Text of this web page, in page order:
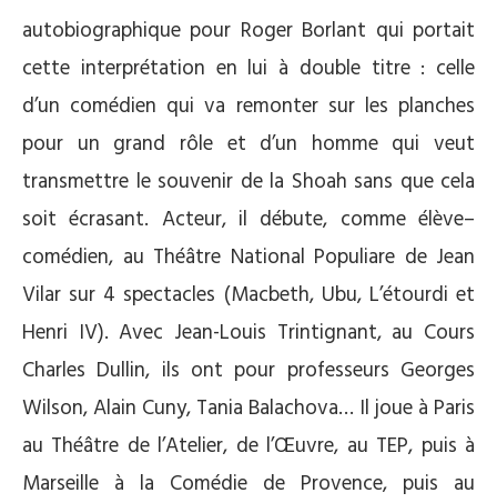
autobiographique pour Roger Borlant qui portait
cette interprétation en lui à double titre : celle
d’un comédien qui va remonter sur les planches
pour un grand rôle et d’un homme qui veut
transmettre le souvenir de la Shoah sans que cela
soit écrasant. Acteur, il débute, comme élève–
comédien, au Théâtre National Populiare de Jean
Vilar sur 4 spectacles (Macbeth, Ubu, L’étourdi et
Henri IV). Avec Jean-Louis Trintignant, au Cours
Charles Dullin, ils ont pour professeurs Georges
Wilson, Alain Cuny, Tania Balachova… Il joue à Paris
au Théâtre de l’Atelier, de l’Œuvre, au TEP, puis à
Marseille à la Comédie de Provence, puis au